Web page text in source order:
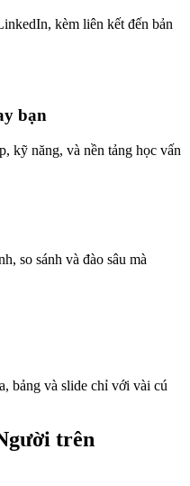
kèm liên kết đến bản
bạn
kỹ năng, và nền tảng học vấn
so sánh và đào sâu mà
bảng và slide chỉ với vài cú
trên